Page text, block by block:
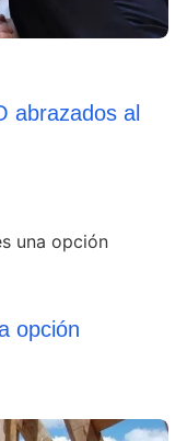
abrazados al
opción